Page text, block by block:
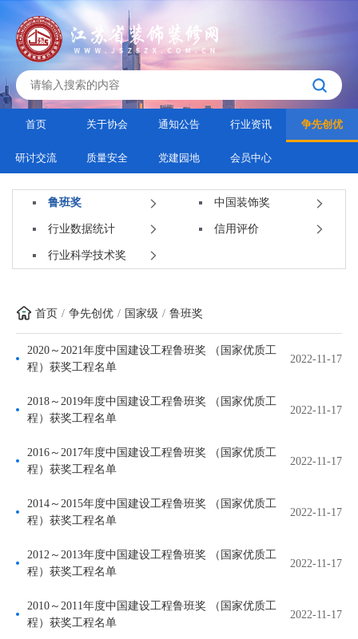
首页 关于协会 通知公告 行业资讯 争先创优
研讨交流 质量安全 党建园地 会员中心
鲁班奖 中国装饰奖
行业数据统计 信用评价
行业科学技术奖
首页 争先创优 国家级 鲁班奖
2020～2021年度中国建设工程鲁班奖 （国家优质工
程）获奖工程名单
2022-11-17
2018～2019年度中国建设工程鲁班奖 （国家优质工
程）获奖工程名单
2022-11-17
2016～2017年度中国建设工程鲁班奖 （国家优质工
程）获奖工程名单
2022-11-17
2014～2015年度中国建设工程鲁班奖 （国家优质工
程）获奖工程名单
2022-11-17
2012～2013年度中国建设工程鲁班奖 （国家优质工
程）获奖工程名单
2022-11-17
2010～2011年度中国建设工程鲁班奖 （国家优质工
程）获奖工程名单
2022-11-17